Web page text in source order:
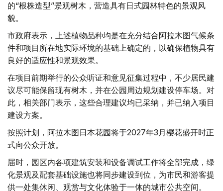
的“根株造型”景观树木，营造具有日式园林特色的景观风
貌。
市政府表示，上述植物品种均是在充分结合阿拉木图气候条
件和项目所在地实际环境的基础上确定的，以确保植物具有
良好的适应性和景观效果。
在项目前期举行的公众听证和意见征集过程中，不少居民建
议尽可能保留现有树木，并在公园周边规划建设停车场。对
此，相关部门表示，这些合理建议均已采纳，并已纳入项目
建设方案。
按照计划，阿拉木图日本花园将于2027年3月樱花盛开时正
式向公众开放。
届时，园区内各项建筑安装和设备调试工作将全部完成，绿
化景观及配套基础设施也将同步建设到位，为市民和游客提
供一处集休闲、观赏与文化体验于一体的城市公共空间。